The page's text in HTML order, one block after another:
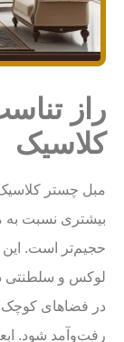
راز
کلاسیک
مبل چستر
بیشتری نسبت به
حجیم‌تر است.
لوکس و سلطنتی
در فضاهای
رفت‌وآمد شود.